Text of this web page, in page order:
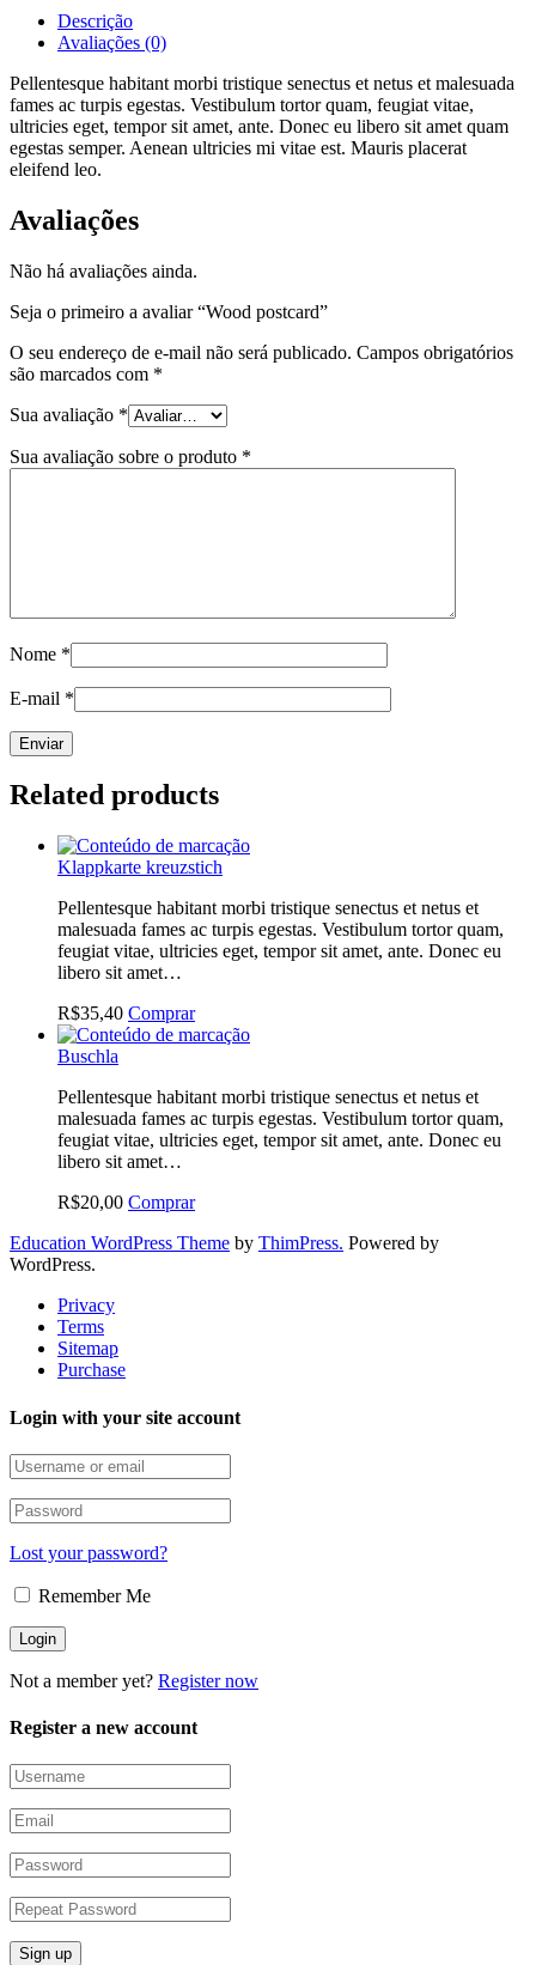
Descrição
Avaliações (0)
Pellentesque habitant morbi tristique senectus et netus et malesuada
fames ac turpis egestas. Vestibulum tortor quam, feugiat vitae,
ultricies eget, tempor sit amet, ante. Donec eu libero sit amet quam
egestas semper. Aenean ultricies mi vitae est. Mauris placerat
eleifend leo.
Avaliações
Não há avaliações ainda.
Seja o primeiro a avaliar “Wood postcard”
O seu endereço de e-mail não será publicado. Campos obrigatórios
são marcados com *
Sua avaliação *
Sua avaliação sobre o produto *
Nome *
E-mail *
Related products
Klappkarte kreuzstich
Pellentesque habitant morbi tristique senectus et netus et
malesuada fames ac turpis egestas. Vestibulum tortor quam,
feugiat vitae, ultricies eget, tempor sit amet, ante. Donec eu
libero sit amet…
R$35,40 Comprar
Buschla
Pellentesque habitant morbi tristique senectus et netus et
malesuada fames ac turpis egestas. Vestibulum tortor quam,
feugiat vitae, ultricies eget, tempor sit amet, ante. Donec eu
libero sit amet…
R$20,00 Comprar
Education WordPress Theme by ThimPress. Powered by
WordPress.
Privacy
Terms
Sitemap
Purchase
Login with your site account
Lost your password?
Remember Me
Not a member yet? Register now
Register a new account